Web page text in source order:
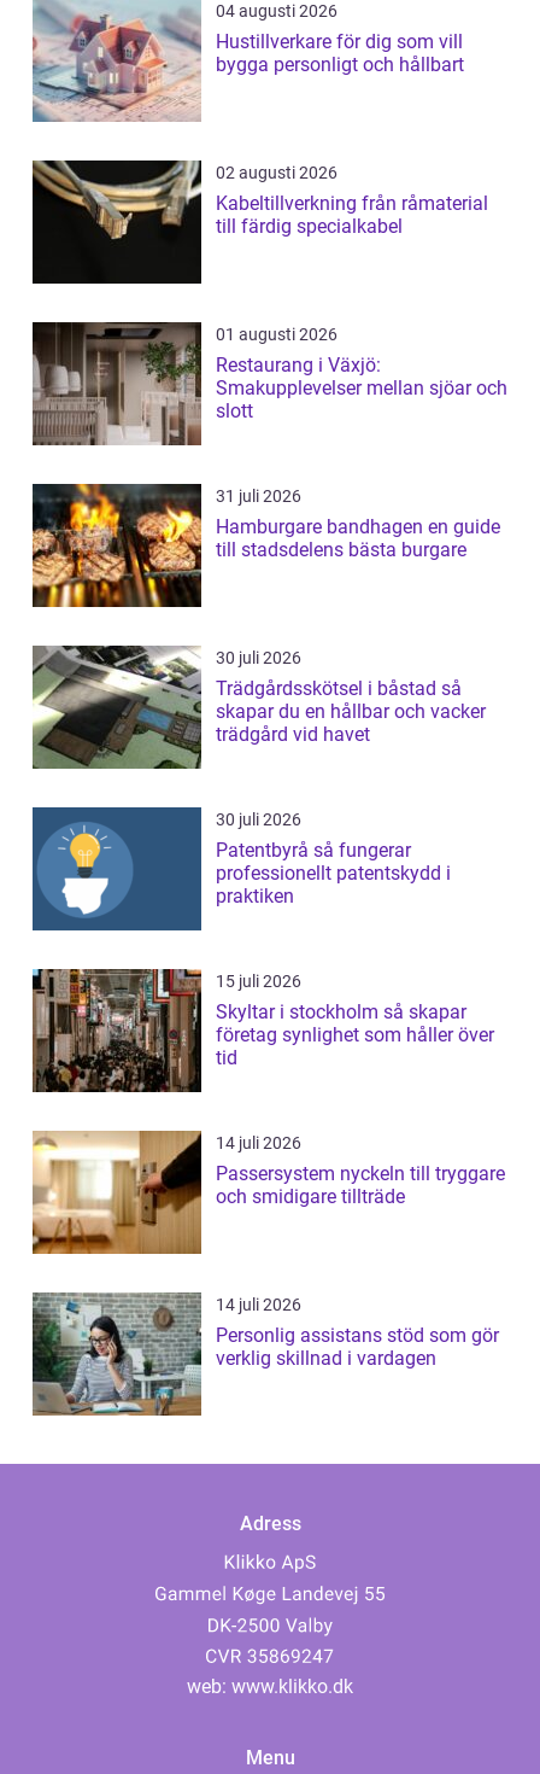
04 augusti 2026
Hustillverkare för dig som vill
bygga personligt och hållbart
02 augusti 2026
Kabeltillverkning från råmaterial
till färdig specialkabel
01 augusti 2026
Restaurang i Växjö:
Smakupplevelser mellan sjöar och
slott
31 juli 2026
Hamburgare bandhagen en guide
till stadsdelens bästa burgare
30 juli 2026
Trädgårdsskötsel i båstad så
skapar du en hållbar och vacker
trädgård vid havet
30 juli 2026
Patentbyrå så fungerar
professionellt patentskydd i
praktiken
15 juli 2026
Skyltar i stockholm så skapar
företag synlighet som håller över
tid
14 juli 2026
Passersystem nyckeln till tryggare
och smidigare tillträde
14 juli 2026
Personlig assistans stöd som gör
verklig skillnad i vardagen
Adress
web: www.klikko.dk
Menu